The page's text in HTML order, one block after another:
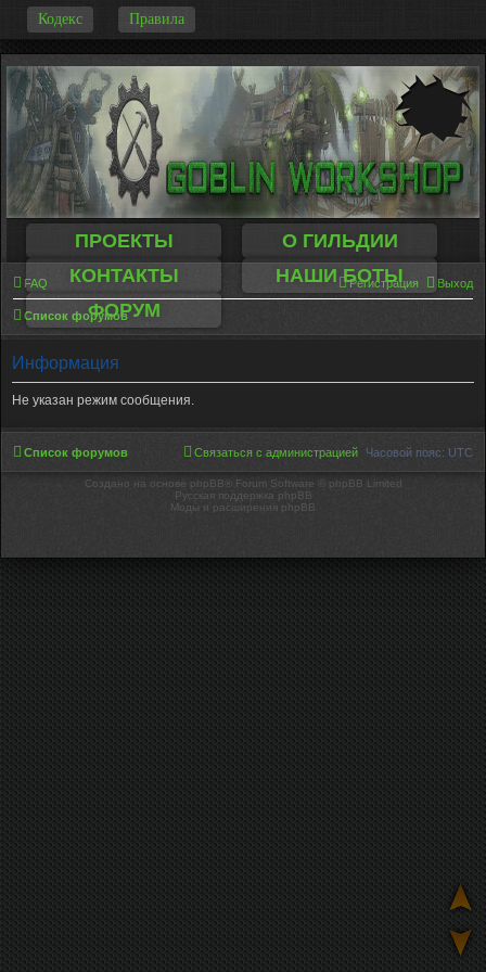
Кодекс Правила
ПРОЕКТЫ
О ГИЛЬДИИ
КОНТАКТЫ
НАШИ БОТЫ
ФОРУМ
FAQ Выход
Регистрация
Список форумов
Информация
Не указан режим сообщения.
Список форумов Часовой пояс: UTC
Связаться с администрацией
Создано на основе phpBB® Forum Software © phpBB Limited
Русская поддержка phpBB
Моды и расширения phpBB